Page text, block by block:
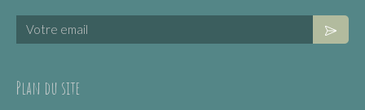
Votre email
Plan du site